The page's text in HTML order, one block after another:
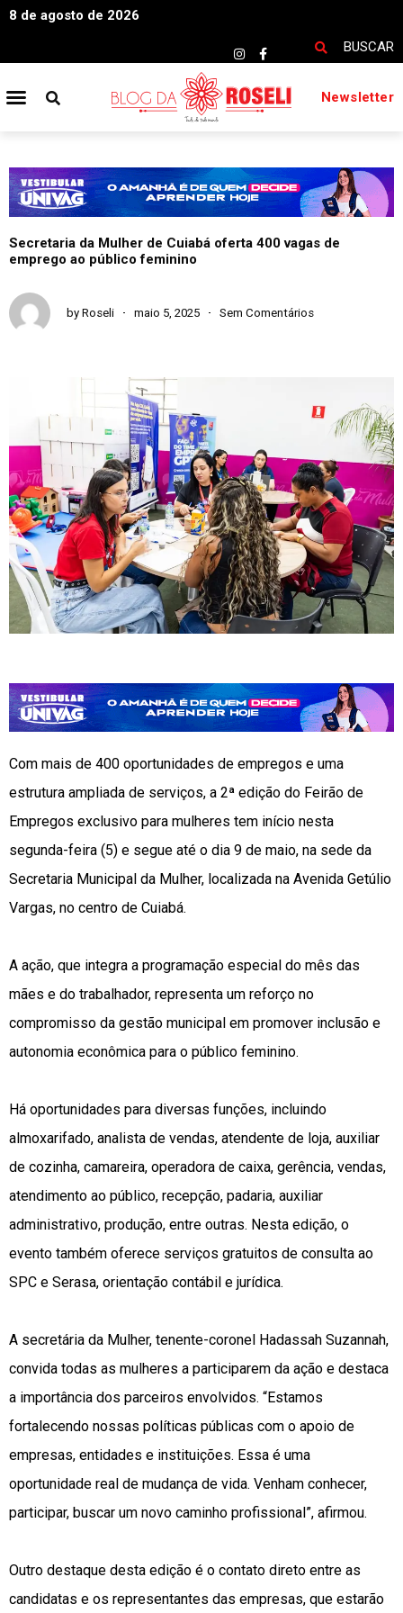
8 de agosto de 2026
BUSCAR
Newsletter
Secretaria da Mulher de Cuiabá oferta 400 vagas de
emprego ao público feminino
by Roseli maio 5, 2025 Sem Comentários
Com mais de 400 oportunidades de empregos e uma
estrutura ampliada de serviços, a 2ª edição do Feirão de
Empregos exclusivo para mulheres tem início nesta
segunda-feira (5) e segue até o dia 9 de maio, na sede da
Secretaria Municipal da Mulher, localizada na Avenida Getúlio
Vargas, no centro de Cuiabá.
A ação, que integra a programação especial do mês das
mães e do trabalhador, representa um reforço no
compromisso da gestão municipal em promover inclusão e
autonomia econômica para o público feminino.
Há oportunidades para diversas funções, incluindo
almoxarifado, analista de vendas, atendente de loja, auxiliar
de cozinha, camareira, operadora de caixa, gerência, vendas,
atendimento ao público, recepção, padaria, auxiliar
administrativo, produção, entre outras. Nesta edição, o
evento também oferece serviços gratuitos de consulta ao
SPC e Serasa, orientação contábil e jurídica.
A secretária da Mulher, tenente-coronel Hadassah Suzannah,
convida todas as mulheres a participarem da ação e destaca
a importância dos parceiros envolvidos. “Estamos
fortalecendo nossas políticas públicas com o apoio de
empresas, entidades e instituições. Essa é uma
oportunidade real de mudança de vida. Venham conhecer,
participar, buscar um novo caminho profissional”, afirmou.
Outro destaque desta edição é o contato direto entre as
candidatas e os representantes das empresas, que estarão